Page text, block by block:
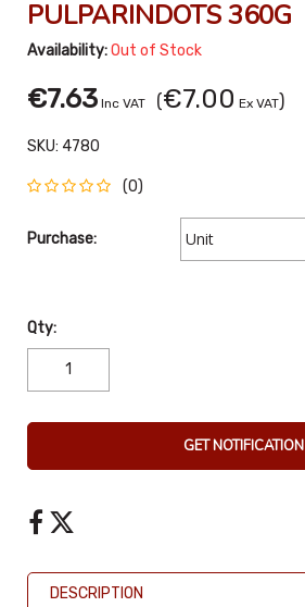
PULPARINDOTS 360G
Availability:Out of Stock
€7.63 Inc VAT (€7.00 Ex VAT)
SKU: 4780
(0)
Purchase:
Qty:
GET NOTIFICATION
DESCRIPTION